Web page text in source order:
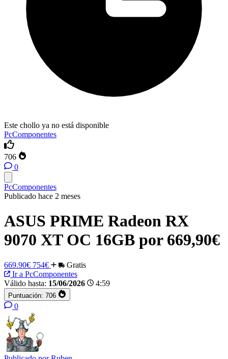
Este chollo ya no está disponible
PcComponentes
706
0
PcComponentes
Publicado hace 2 meses
ASUS PRIME Radeon RX
9070 XT OC 16GB por 669,90€
669.90€ 754€
Gratis
Ir a PcComponentes
Válido hasta: 15/06/2026 4:59
Puntuación: 706
0